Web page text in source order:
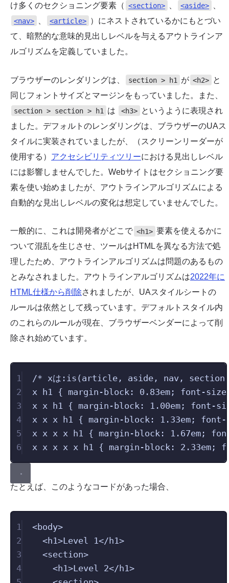
け多くのセクショニング要素（ <section> <aside>
<nav> <article> ）にネストされているかにもとづい
て、暗黙的な意味的見出しレベルを与えるアウトラインア
ルゴリズムを定義していました。
ブラウザーのレンダリングは、 section > h1 が <h2> と
同じフォントサイズとマージンをもっていました。また、
section > section > h1 は <h3> というように表現され
ました。デフォルトのレンダリングは、ブラウザーのUAス
タイルに実装されていましたが、（スクリーンリーダーが
使用する） アクセシビリティツリーにおける見出しレベル
には影響しませんでした。Webサイトはセクショニング要
素を使い始めましたが、アウトラインアルゴリズムによる
自動的な見出しレベルの変化は想定していませんでした。
一般的に、これは開発者がどこで <h1> 要素を使えるかに
ついて混乱を生じさせ、ツールはHTMLを異なる方法で処
理したため、アウトラインアルゴリズムは問題のあるもの
とみなされました。アウトラインアルゴリズムは2022年に
HTML仕様から削除されましたが、UAスタイルシートの
ルールは依然として残っています。デフォルトスタイル内
のこれらのルールが現在、ブラウザーベンダーによって削
除され始めています。
1
/* xは:is(article, aside, nav,
2
x h1 { margin-block : 0.83em ; font-size
3
x x h1 { margin-block : 1.00em ; font-
4
x x x h1 { margin-block : 1.33em ; font-
5
x x x x h1 { margin-block : 1.67em ;
6
x x x x x h1 { margin-block : 2.33em ;
たとえば、このようなコードがあった場合、
1 <body>
2
<h1>Level 1</h1>
3
<section>
4
<h1>Level 2</h1>